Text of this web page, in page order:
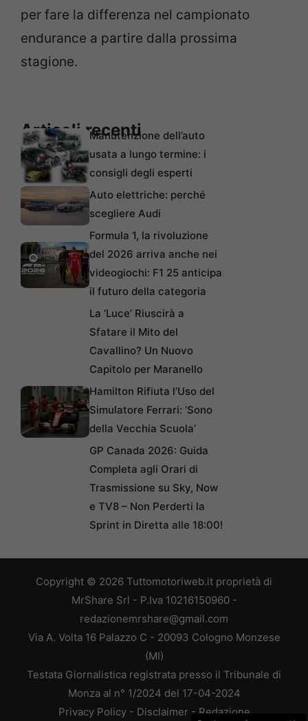
per fare la differenza nel campionato
endurance a partire dalla prossima
stagione.
Articoli recentiManutenzione dell’auto
usata a lungo termine: i
consigli degli esperti
Auto elettriche: perché
scegliere Audi
Formula 1, la rivoluzione
del 2026 arriva anche nei
videogiochi: F1 25 anticipa
il futuro della categoria
La ‘Luce’ Riuscirà a
Sfatare il Mito del
Cavallino? Un Nuovo
Capitolo per Maranello
Hamilton Rifiuta l’Uso del
Simulatore Ferrari: ‘Sono
della Vecchia Scuola’
GP Canada 2026: Guida
Completa agli Orari di
Trasmissione su Sky, Now
e TV8 – Non Perderti la
Sprint in Diretta alle 18:00!
Copyright © 2026 Tuttomotoriweb.it proprietà di
MrShare Srl - P.Iva 10216150960 -
redazionemrshare@gmail.com
Via A. Volta 16 Palazzo C - 20093 Cologno Monzese
(MI)
Testata Giornalistica registrata presso il Tribunale di
Monza al n° 1/2024 del 17-04-2024
Privacy Policy- Disclaimer - Redazione